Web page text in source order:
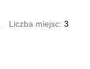
Liczba miejsc 3